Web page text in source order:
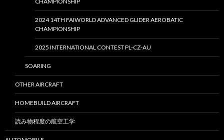
2024 14TH FAIWORLD ADVANCED GLIDER AEROBATIC
CHAMPIONSHIP
2025 INTERNATIONAL CONTEST PL-CZ-AU
SOARING
OTHER AIRCRAFT
HOMEBUILD AIRCRAFT
読み物程度の航空工学